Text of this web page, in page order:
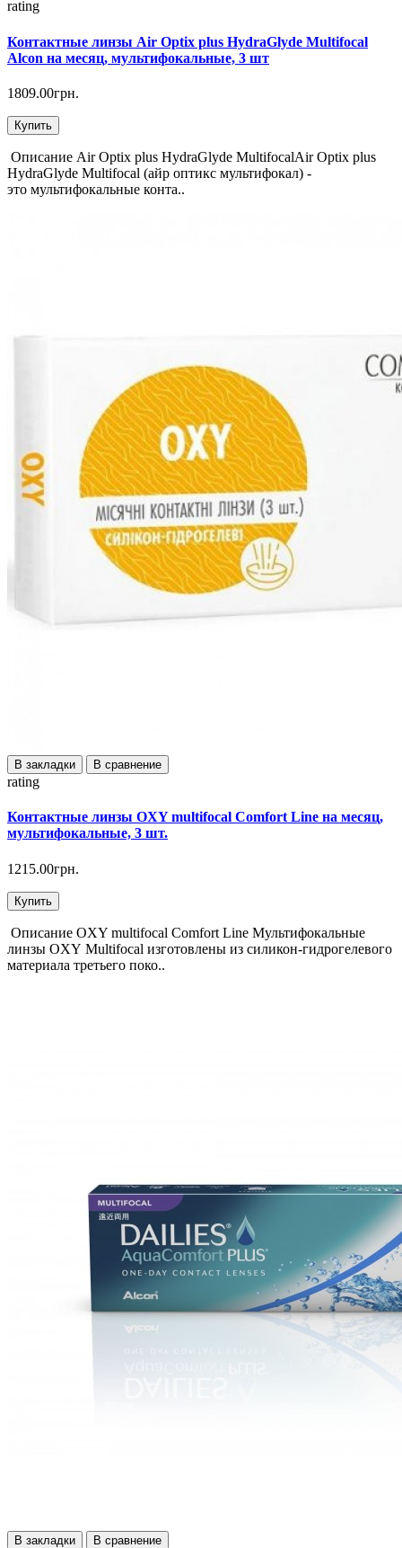
rating
Контактные линзы Air Optix plus HydraGlyde Multifocal
Alcon на месяц, мультифокальные, 3 шт
1809.00грн.
Купить
Описание Air Optix plus HydraGlyde MultifocalAir Optix plus
HydraGlyde Multifocal (айр оптикс мультифокал) -
это мультифокальные конта..
В закладки В сравнение
rating
Контактные линзы OXY multifocal Comfort Line на месяц,
мультифокальные, 3 шт.
1215.00грн.
Купить
Описание OXY multifocal Comfort Line Мультифокальные
линзы OXY Multifocal изготовлены из силикон-гидрогелевого
материала третьего поко..
В закладки В сравнение